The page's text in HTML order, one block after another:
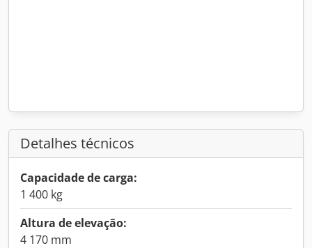
Detalhes técnicos
Capacidade de carga:
1 400 kg
Altura de elevação:
4 170 mm